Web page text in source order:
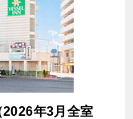
年3月全室